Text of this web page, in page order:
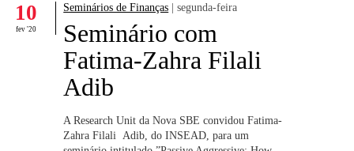
DOCENTES E INVESTIGAÇÃO
COMUNIDADE
LIFE AT NOVA SBE
WHAT'S HAPPENING
10
fev '20
Seminários de Finanças | segunda-feira
Seminário com
Fatima-Zahra Filali
Adib
A Research Unit da Nova SBE convidou Fatima-
Zahra Filali Adib, do INSEAD, para um